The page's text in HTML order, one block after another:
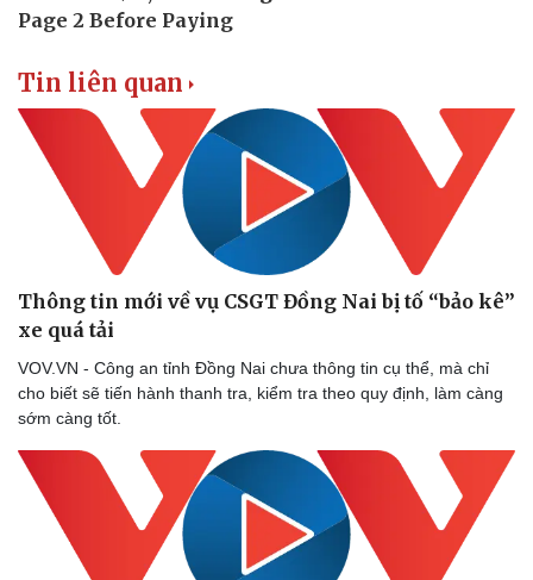
Doanh nghiệp
Thông tin doanh nghiệp
Doanh nghiệp 24h
Vì cộng đồng
Công nghệ
Sành điệu
Chuyển đổi số
Tin liên quan
Thông tin mới về vụ CSGT Đồng Nai bị tố “bảo kê”
xe quá tải
VOV.VN - Công an tỉnh Đồng Nai chưa thông tin cụ thể, mà chỉ
cho biết sẽ tiến hành thanh tra, kiểm tra theo quy định, làm càng
sớm càng tốt.